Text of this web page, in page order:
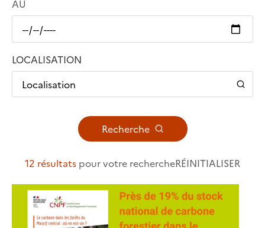
AU
LOCALISATION
Localisation
Recherche
12 résultats pour votre rechercheRÉINITIALISER